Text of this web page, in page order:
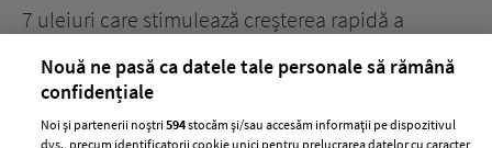
7 uleiuri care stimulează creșterea rapidă a
Nouă ne pasă ca datele tale personale să rămână
confidențiale
Noi și partenerii noștri594stocăm și/sau accesăm informații pe dispozitivul
dvs., precum identificatorii cookie unici pentru prelucrarea datelor cu caracter